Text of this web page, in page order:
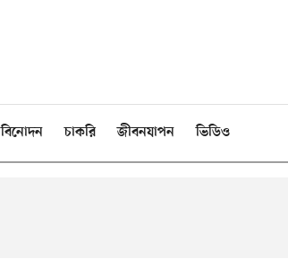
বিনোদন চাকরি জীবনযাপন ভিডিও